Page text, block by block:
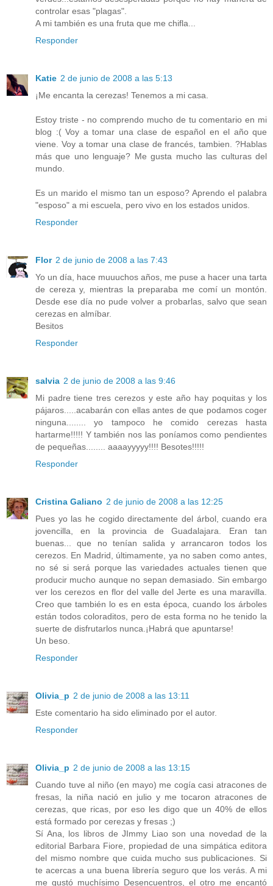
controlar esas "plagas".
A mi también es una fruta que me chifla...
Responder
Katie 2 de junio de 2008 a las 5:13
¡Me encanta la cerezas! Tenemos a mi casa.
Estoy triste - no comprendo mucho de tu comentario en mi
blog :( Voy a tomar una clase de español en el año que
viene. Voy a tomar una clase de francés, tambien. ?Hablas
más que uno lenguaje? Me gusta mucho las culturas del
mundo.
Es un marido el mismo tan un esposo? Aprendo el palabra
"esposo" a mi escuela, pero vivo en los estados unidos.
Responder
Flor 2 de junio de 2008 a las 7:43
Yo un día, hace muuuchos años, me puse a hacer una tarta
de cereza y, mientras la preparaba me comí un montón.
Desde ese día no pude volver a probarlas, salvo que sean
cerezas en almíbar.
Besitos
Responder
salvia 2 de junio de 2008 a las 9:46
Mi padre tiene tres cerezos y este año hay poquitas y los
pájaros.....acabarán con ellas antes de que podamos coger
ninguna........ yo tampoco he comido cerezas hasta
hartarme!!!!! Y también nos las poníamos como pendientes
de pequeñas........ aaaayyyyy!!!! Besotes!!!!!
Responder
Cristina Galiano 2 de junio de 2008 a las 12:25
Pues yo las he cogido directamente del árbol, cuando era
jovencilla, en la provincia de Guadalajara. Eran tan
buenas... que no tenían salida y arrancaron todos los
cerezos. En Madrid, últimamente, ya no saben como antes,
no sé si será porque las variedades actuales tienen que
producir mucho aunque no sepan demasiado. Sin embargo
ver los cerezos en flor del valle del Jerte es una maravilla.
Creo que también lo es en esta época, cuando los árboles
están todos coloraditos, pero de esta forma no he tenido la
suerte de disfrutarlos nunca.¡Habrá que apuntarse!
Un beso.
Responder
Olivia_p 2 de junio de 2008 a las 13:11
Este comentario ha sido eliminado por el autor.
Responder
Olivia_p 2 de junio de 2008 a las 13:15
Cuando tuve al niño (en mayo) me cogía casi atracones de
fresas, la niña nació en julio y me tocaron atracones de
cerezas, que ricas, por eso les digo que un 40% de ellos
está formado por cerezas y fresas ;)
Sí Ana, los libros de JImmy Liao son una novedad de la
editorial Barbara Fiore, propiedad de una simpática editora
del mismo nombre que cuida mucho sus publicaciones. Si
te acercas a una buena librería seguro que los verás. A mi
me gustó muchísimo Desencuentros, el otro me encantó